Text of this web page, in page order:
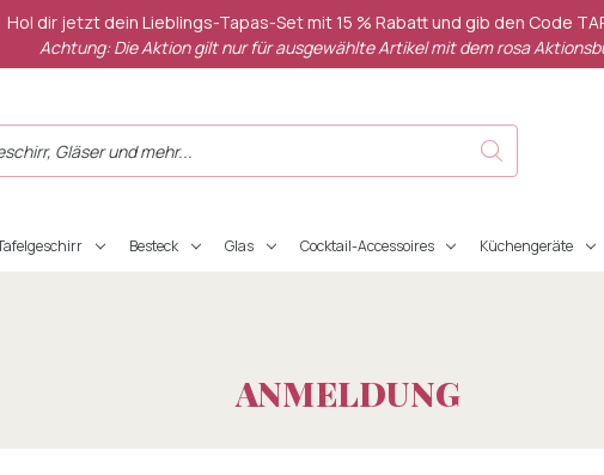
Hol dir jetzt dein Lieblings-Tapas-Set mit 15 % Rabatt und gib den Code
Achtung: Die Aktion gilt nur für ausgewählte Artikel mit dem rosa
Besteck Glas Cocktail-Accessoires Küchengeräte
ANMELDUNG